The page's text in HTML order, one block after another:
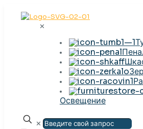
✕
Освещение
✕